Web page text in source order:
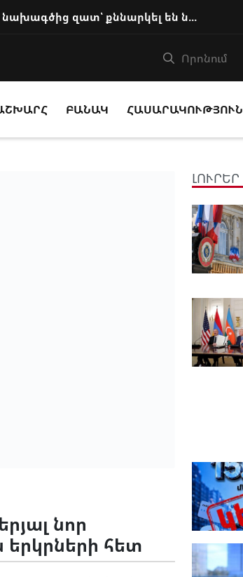
Փաշինյանը զանգահարել է Ալիևին․ TRIPP նախագծից զատ՝ քննարկել են նաև այլ հարցեր
ԲԱՆԱԿ ՀԱՍԱՐԱԿՈՒԹՅՈՒՆ
նոր
հետ
ԼՈՒՐԵՐ